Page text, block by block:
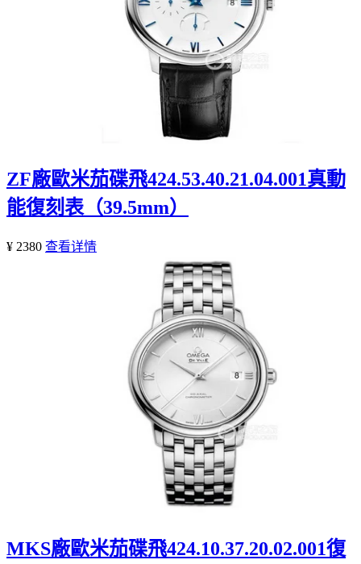
ZF廠歐米茄碟飛424.53.40.21.04.001真動
能復刻表（39.5mm）
¥ 2380 查看详情
MKS廠歐米茄碟飛424.10.37.20.02.001復